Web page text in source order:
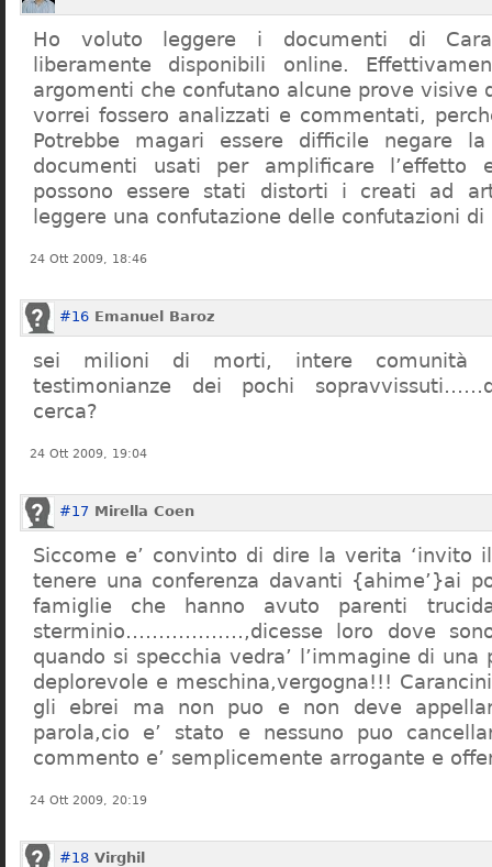
Ho voluto leggere i documenti di
liberamente disponibili online.
argomenti che confutano alcune prove visive
vorrei fossero analizzati e commentati,
Potrebbe magari essere difficile negare
documenti usati per amplificare l’effetto
possono essere stati distorti i creati ad
leggere una confutazione delle confutazioni di
24 Ott 2009, 18:46
#16 Emanuel Baroz
sei milioni di morti, intere comunità
testimonianze dei pochi
cerca?
24 Ott 2009, 19:04
#17 Mirella Coen
Siccome e’ convinto di dire la verita ‘invito
tenere una conferenza davanti {ahime’}ai
famiglie che hanno avuto parenti
sterminio………………,dicesse loro dove
quando si specchia vedra’ l’immagine di una
deplorevole e meschina,vergogna!!!
gli ebrei ma non puo e non deve
parola,cio e’ stato e nessuno puo
commento e’ semplicemente arrogante e
24 Ott 2009, 20:19
#18 Virghil